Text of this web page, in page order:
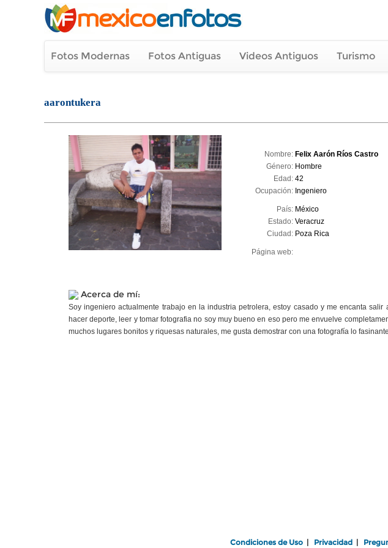
Fotos Modernas Fotos Antiguas Videos Antiguos Turismo
aarontukera
Nombre: Felix Aarón Ríos Castro
Género: Hombre
Edad: 42
Ocupación: Ingeniero
País: México
Estado: Veracruz
Ciudad: Poza Rica
Página web:
Acerca de mí:
Soy ingeniero actualmente trabajo en la industria petrolera, estoy casado y me encanta
hacer deporte, leer y tomar fotografia no soy muy bueno en eso pero me envuelve
muchos lugares bonitos y riquesas naturales, me gusta demostrar con una fotografía lo
Condiciones de Uso Privacidad